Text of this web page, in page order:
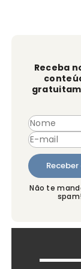
Receba
Não te